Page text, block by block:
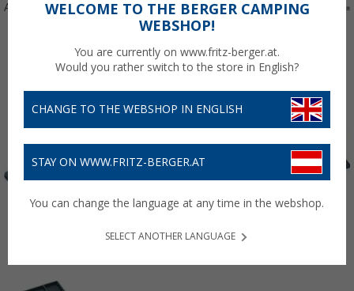
Art.-Nr.: 201580WELCOME TO THE BERGER CAMPING
WEBSHOP!
You are currently on www.fritz-berger.at.
Would you rather switch to the store in English?
CHANGE TO THE WEBSHOP IN ENGLISH
STAY ON WWW.FRITZ-BERGER.AT
You can change the language at any time in the webshop.
SELECT ANOTHER LANGUAGE